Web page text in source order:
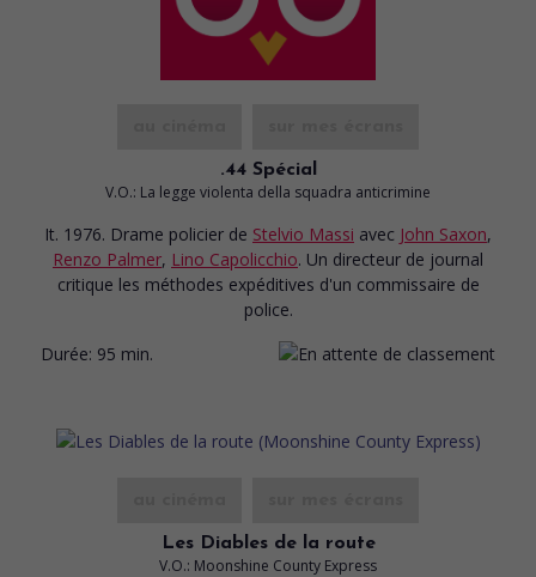
.44 Spécial
V.O.: La legge violenta della squadra anticrimine
It. 1976. Drame policier de Stelvio Massi avec John Saxon,
Renzo Palmer, Lino Capolicchio. Un directeur de journal
critique les méthodes expéditives d'un commissaire de
police.
Durée: 95 min.
Les Diables de la route
V.O.: Moonshine County Express